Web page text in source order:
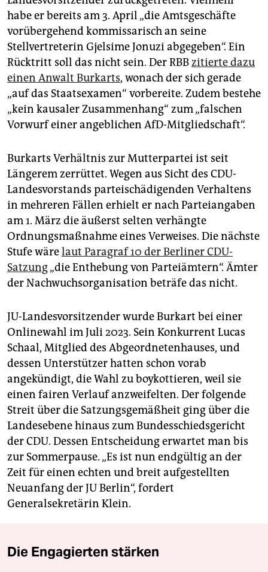
habe er bereits am 3. April „die Amtsgeschäfte
vorübergehend kommissarisch an seine
Stellvertreterin Gjelsime Jonuzi abgegeben“. Ein
Rücktritt soll das nicht sein. Der RBBzitierte dazu
einen Anwalt Burkarts, wonach der sich gerade
„auf das Staatsexamen“ vorbereite. Zudem bestehe
„kein kausaler Zusammenhang“ zum „falschen
Vorwurf einer angeblichen AfD-Mitgliedschaft“.
Burkarts Verhältnis zur Mutterpartei ist seit
Längerem zerrüttet. Wegen aus Sicht des CDU-
Landesvorstands parteischädigenden Verhaltens
in mehreren Fällen erhielt er nach Parteiangaben
am 1. März die äußerst selten verhängte
Ordnungsmaßnahme eines Verweises. Die nächste
Stufe wärelaut Paragraf 10 der Berliner CDU-
Satzung„die Enthebung von Parteiämtern“. Ämter
der Nachwuchsorganisation beträfe das nicht.
JU-Landesvorsitzender wurde Burkart bei einer
Onlinewahl im Juli 2023. Sein Konkurrent Lucas
Schaal, Mitglied des Abgeordnetenhauses, und
dessen Unterstützer hatten schon vorab
angekündigt, die Wahl zu boykottieren, weil sie
einen fairen Verlauf anzweifelten. Der folgende
Streit über die Satzungsgemäßheit ging über die
Landesebene hinaus zum Bundesschiedsgericht
der CDU. Dessen Entscheidung erwartet man bis
zur Sommerpause. „Es ist nun endgültig an der
Zeit für einen echten und breit aufgestellten
Neuanfang der JU Berlin“, fordert
Generalsekretärin Klein.
Die Engagierten stärken